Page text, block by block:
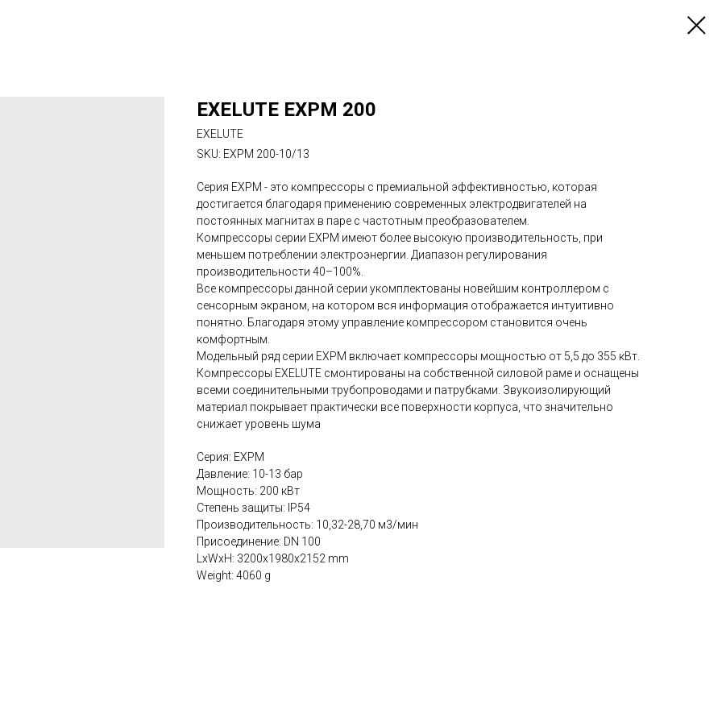
EXELUTE EXPM 200
EXELUTE
SKU: EXPM 200-10/13
Серия EXPM - это компрессоры с премиальной эффективностью, которая
достигается благодаря применению современных электродвигателей на
постоянных магнитах в паре с частотным преобразователем.
Компрессоры серии EXPM имеют более высокую производительность, при
меньшем потреблении электроэнергии. Диапазон регулирования
производительности 40–100%.
Все компрессоры данной серии укомплектованы новейшим контроллером с
сенсорным экраном, на котором вся информация отображается интуитивно
понятно. Благодаря этому управление компрессором становится очень
комфортным.
Модельный ряд серии EXPM включает компрессоры мощностью от 5,5 до 355 кВт.
Компрессоры EXELUTE смонтированы на собственной силовой раме и оснащены
всеми соединительными трубопроводами и патрубками. Звукоизолирующий
материал покрывает практически все поверхности корпуса, что значительно
снижает уровень шума
Серия: EXPM
Давление: 10-13 бар
Мощность: 200 кВт
Степень защиты: IP54
Производительность: 10,32-28,70 м3/мин
Присоединение: DN 100
LxWxH: 3200x1980x2152 mm
Weight: 4060 g